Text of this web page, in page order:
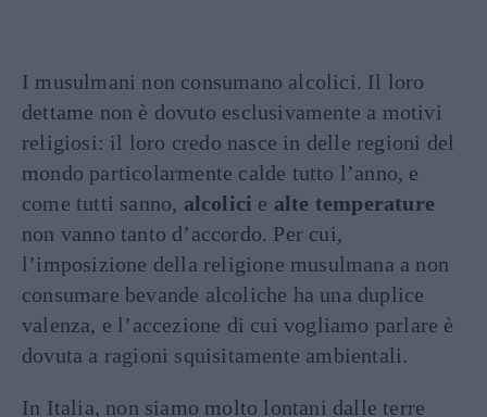
I musulmani non consumano alcolici. Il loro
dettame non è dovuto esclusivamente a motivi
religiosi: il loro credo nasce in delle regioni del
mondo particolarmente calde tutto l’anno, e
come tutti sanno, alcolici e alte temperature
non vanno tanto d’accordo. Per cui,
l’imposizione della religione musulmana a non
consumare bevande alcoliche ha una duplice
valenza, e l’accezione di cui vogliamo parlare è
dovuta a ragioni squisitamente ambientali.
In Italia, non siamo molto lontani dalle terre